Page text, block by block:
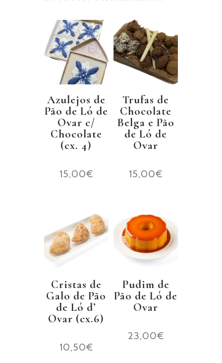
Azulejos de
Pão de Ló de
Ovar c/
Chocolate
(cx. 4)
15,00€
Trufas de
Chocolate
Belga e Pão
de Ló de
Ovar
15,00€
Cristas de
Galo de Pão
de Ló d’
Ovar (cx.6)
10,50€
Pudim de
Pão de Ló de
Ovar
23,00€